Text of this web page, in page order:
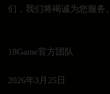
们，我们将竭诚为您服务。
18Game官方团队
2026年3月25日